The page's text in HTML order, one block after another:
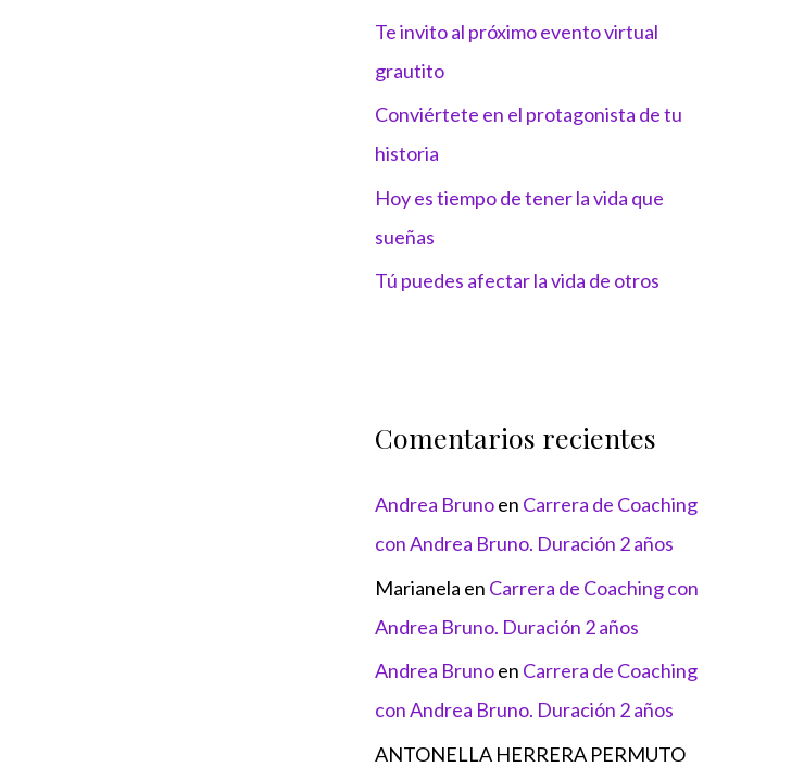
Te invito al próximo evento virtual
grautito
Conviértete en el protagonista de tu
historia
Hoy es tiempo de tener la vida que
sueñas
Tú puedes afectar la vida de otros
Comentarios recientes
Andrea Brunoen Carrera de Coaching
con Andrea Bruno. Duración 2 años
Marianela en Carrera de Coaching con
Andrea Bruno. Duración 2 años
Andrea Brunoen Carrera de Coaching
con Andrea Bruno. Duración 2 años
ANTONELLA HERRERA PERMUTO